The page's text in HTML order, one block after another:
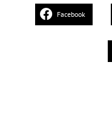
Facebook